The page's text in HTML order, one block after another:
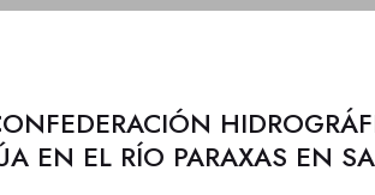
EN EL RÍO PARAXAS EN